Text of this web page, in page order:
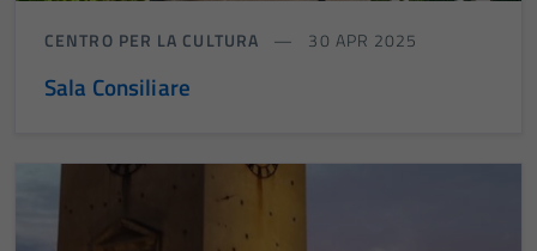
CENTRO PER LA CULTURA 30 APR 2025
Sala Consiliare